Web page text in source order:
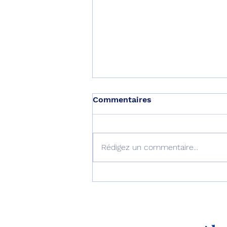
Commentaires
Rédigez un commentaire...